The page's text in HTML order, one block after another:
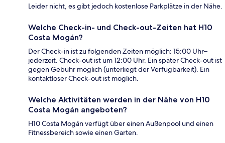
Leider nicht, es gibt jedoch kostenlose Parkplätze in der Nähe.
Welche Check-in- und Check-out-Zeiten hat H10
Costa Mogán?
Der Check-in ist zu folgenden Zeiten möglich: 15:00 Uhr–
jederzeit. Check-out ist um 12:00 Uhr. Ein später Check-out ist
gegen Gebühr möglich (unterliegt der Verfügbarkeit). Ein
kontaktloser Check-out ist möglich.
Welche Aktivitäten werden in der Nähe von H10
Costa Mogán angeboten?
H10 Costa Mogán verfügt über einen Außenpool und einen
Fitnessbereich sowie einen Garten.